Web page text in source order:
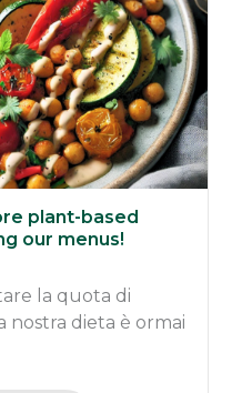
plant-based
our menus!
la quota di
dieta è ormai